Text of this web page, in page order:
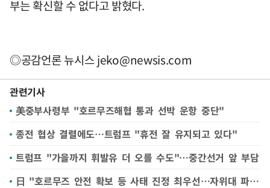
부는 확신할 수 없다고 밝혔다.
◎공감언론 뉴시스jeko@newsis.com
관련기사
美중부사령부 "호르무즈해협 통과 선박 운항 중단"
종전 협상 결렬에도…트럼프 "휴전 잘 유지되고 있다"
트럼프 "가을까지 휘발유 더 오를 수도"…중간선거 앞 부담
日 "호르무즈 안전 확보 등 사태 진정 최우선…자위대 파견은 미정"(종합)